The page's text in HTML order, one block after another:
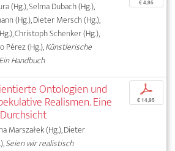
(Hg.), Selma Dubach (Hg.),
(Hg.), Dieter Mersch (Hg.),
Christoph Schenker (Hg.),
Pérez (Hg.),Künstlerische
Handbuch
€ 4,95
Ontologien und
Realismen. Eine
Marszałek (Hg.), Dieter
Seien wir realistisch
p
€ 14,95